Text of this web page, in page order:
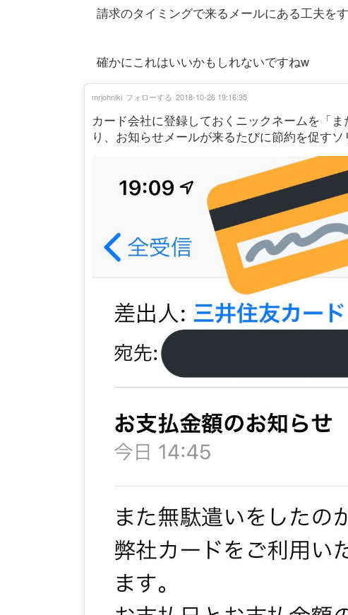
請求のタイミングで来るメールにある工夫を
確かにこれはいいかもしれないですねw
カード会社に登録しておくニックネームを「
り、お知らせメールが来るたびに節約を促す
mrjohniki フォローする 2018-10-26 19:16:35